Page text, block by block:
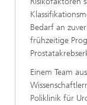
Bedarf an
frühzeitige
Einem Team
Poliklinik für